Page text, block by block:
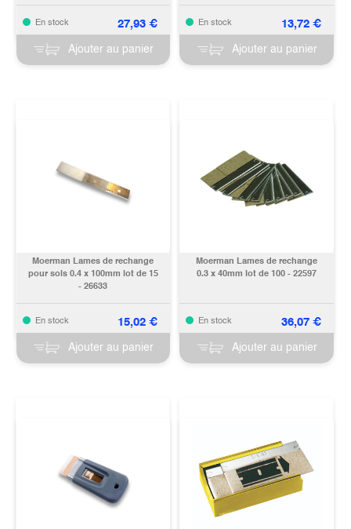
En stock 27,93€
Ajouter au panier
En stock 13,72€
Ajouter au panier
Moerman Lames de rechange
pour sols 0.4 x 100mm lot de 15
- 26633
En stock 15,02€
Ajouter au panier
Moerman Lames de rechange
0.3 x 40mm lot de 100 - 22597
En stock 36,07€
Ajouter au panier